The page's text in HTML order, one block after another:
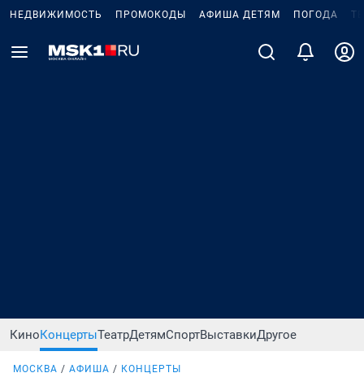
НЕДВИЖИМОСТЬ ПРОМОКОДЫ АФИША ДЕТЯМ ПОГОДА
КиноКонцертыТеатрДетямСпортВыставкиДругое
МОСКВА АФИША КОНЦЕРТЫ